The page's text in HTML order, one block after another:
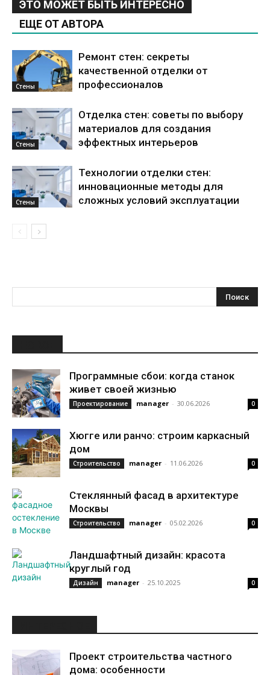
ЭТО МОЖЕТ БЫТЬ ИНТЕРЕСНО
ЕЩЕ ОТ АВТОРА
Стены
Ремонт стен: секреты
качественной отделки от
профессионалов
Стены
Отделка стен: советы по выбору
материалов для создания
эффектных интерьеров
Стены
Технологии отделки стен:
инновационные методы для
сложных условий эксплуатации
Программные сбои: когда станок
живет своей жизнью
Проектирование manager - 30.06.2026 0
Хюгге или ранчо: строим каркасный
дом
Строительство manager - 11.06.2026 0
Стеклянный фасад в архитектуре
Москвы
Строительство manager - 05.02.2026 0
Ландшафтный дизайн: красота
круглый год
Дизайн manager - 25.10.2025 0
Проект строительства частного
дома: особенности